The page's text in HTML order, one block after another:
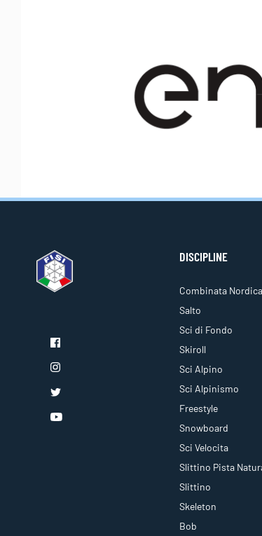
DISCIPLINE
Combinata Nordica
Salto
Sci di Fondo
Skiroll
Sci Alpino
Sci Alpinismo
Freestyle
Snowboard
Sci Velocita
Slittino Pista
Slittino
Skeleton
Bob